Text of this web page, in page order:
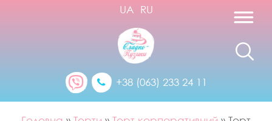
+38 (063) 233 24 11
UA RU